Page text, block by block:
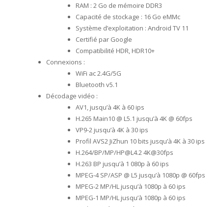
RAM : 2 Go de mémoire DDR3
Capacité de stockage : 16 Go eMMc
Système d’exploitation : Android TV 11
Certifié par Google
Compatibilité HDR, HDR10+
Connexions :
WiFi ac 2.4G/5G
Bluetooth v5.1
Décodage vidéo :
AV1, jusqu’à 4K à 60 ips
H.265 Main10 @ L5.1 jusqu’à 4K @ 60fps
VP9-2 jusqu’à 4K à 30 ips
Profil AVS2 JiZhun 10 bits jusqu’à 4K à 30 ips
H.264/BP/MP/HP@L4.2 4K@30fps
H.263 BP jusqu’à 1 080p à 60 ips
MPEG-4 SP/ASP @ L5 jusqu’à 1080p @ 60fps
MPEG-2 MP/HL jusqu’à 1080p à 60 ips
MPEG-1 MP/HL jusqu’à 1080p à 60 ips